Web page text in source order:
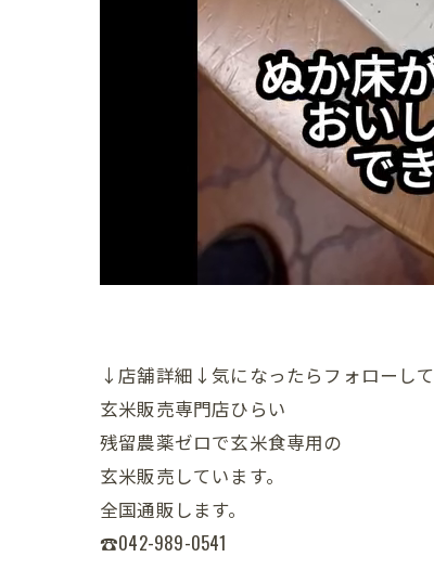
↓店舗詳細↓気になったらフォローして
玄米販売専門店ひらい
残留農薬ゼロで玄米食専用の
玄米販売しています。
全国通販します。
☎042-989-0541